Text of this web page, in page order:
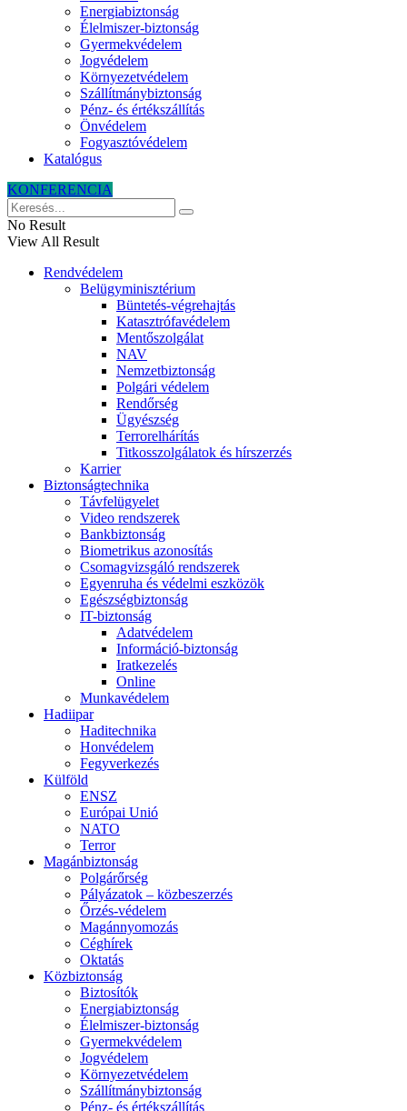
Energiabiztonság
Élelmiszer-biztonság
Gyermekvédelem
Jogvédelem
Környezetvédelem
Szállítmánybiztonság
Pénz- és értékszállítás
Önvédelem
Fogyasztóvédelem
Katalógus
KONFERENCIA
No Result
View All Result
Rendvédelem
Belügyminisztérium
Büntetés-végrehajtás
Katasztrófavédelem
Mentőszolgálat
NAV
Nemzetbiztonság
Polgári védelem
Rendőrség
Ügyészség
Terrorelhárítás
Titkosszolgálatok és hírszerzés
Karrier
Biztonságtechnika
Távfelügyelet
Video rendszerek
Bankbiztonság
Biometrikus azonosítás
Csomagvizsgáló rendszerek
Egyenruha és védelmi eszközök
Egészségbiztonság
IT-biztonság
Adatvédelem
Információ-biztonság
Iratkezelés
Online
Munkavédelem
Hadiipar
Haditechnika
Honvédelem
Fegyverkezés
Külföld
ENSZ
Európai Unió
NATO
Terror
Magánbiztonság
Polgárőrség
Pályázatok – közbeszerzés
Őrzés-védelem
Magánnyomozás
Céghírek
Oktatás
Közbiztonság
Biztosítók
Energiabiztonság
Élelmiszer-biztonság
Gyermekvédelem
Jogvédelem
Környezetvédelem
Szállítmánybiztonság
Pénz- és értékszállítás